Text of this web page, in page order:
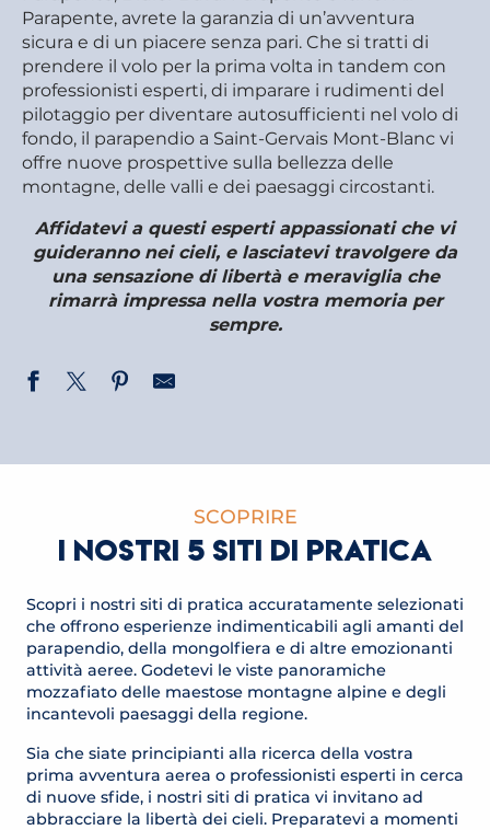
Parapente, avrete la garanzia di un’avventura
sicura e di un piacere senza pari. Che si tratti di
prendere il volo per la prima volta in tandem con
professionisti esperti, di imparare i rudimenti del
pilotaggio per diventare autosufficienti nel volo di
fondo, il parapendio a Saint-Gervais Mont-Blanc vi
offre nuove prospettive sulla bellezza delle
montagne, delle valli e dei paesaggi circostanti.
Affidatevi a questi esperti appassionati che vi
guideranno nei cieli, e lasciatevi travolgere da
una sensazione di libertà e meraviglia che
rimarrà impressa nella vostra memoria per
sempre.
SCOPRIRE
I NOSTRI 5 SITI DI PRATICA
Scopri i nostri siti di pratica accuratamente selezionati
che offrono esperienze indimenticabili agli amanti del
parapendio, della mongolfiera e di altre emozionanti
attività aeree. Godetevi le viste panoramiche
mozzafiato delle maestose montagne alpine e degli
incantevoli paesaggi della regione.
Sia che siate principianti alla ricerca della vostra
prima avventura aerea o professionisti esperti in cerca
di nuove sfide, i nostri siti di pratica vi invitano ad
abbracciare la libertà dei cieli. Preparatevi a momenti